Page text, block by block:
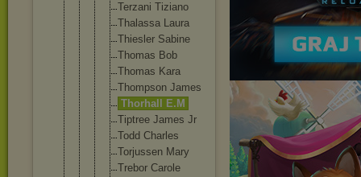
Terzani Tiziano
Thalassa Laura
Thiesler Sabine
Thomas Bob
Thomas Kara
Thompson James
Thorhall E.M
Tiptree James Jr
Todd Charles
Torjussen Mary
Trebor Carole